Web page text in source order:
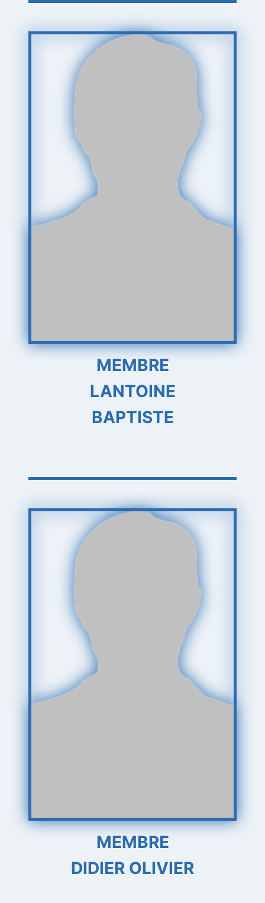
MEMBRE
LANTOINE
BAPTISTE
MEMBRE
DIDIER OLIVIER